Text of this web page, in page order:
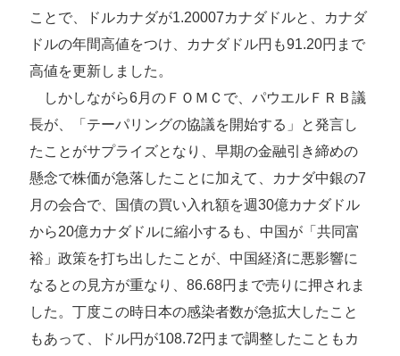
ことで、ドルカナダが1.20007カナダドルと、カナダ
ドルの年間高値をつけ、カナダドル円も91.20円まで
高値を更新しました。
しかしながら6月のＦＯＭＣで、パウエルＦＲＢ議
長が、「テーパリングの協議を開始する」と発言し
たことがサプライズとなり、早期の金融引き締めの
懸念で株価が急落したことに加えて、カナダ中銀の7
月の会合で、国債の買い入れ額を週30億カナダドル
から20億カナダドルに縮小するも、中国が「共同富
裕」政策を打ち出したことが、中国経済に悪影響に
なるとの見方が重なり、86.68円まで売りに押されま
した。丁度この時日本の感染者数が急拡大したこと
もあって、ドル円が108.72円まで調整したこともカ